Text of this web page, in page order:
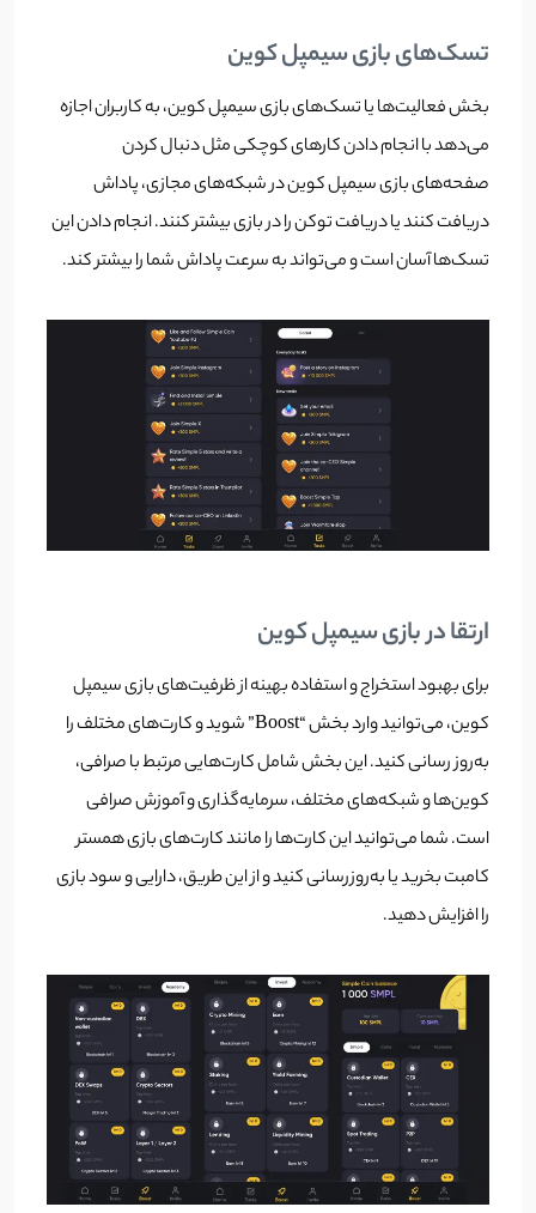
تسک‌های بازی سیمپل کوین
بخش فعالیت‌ها یا تسک‌های بازی سیمپل کوین، به کاربران اجازه
می‌دهد با انجام دادن کارهای کوچکی مثل دنبال کردن
صفحه‌‌‌های بازی سیمپل کوین در شبکه‌های مجازی، پاداش
دریافت کنند یا دریافت توکن را در بازی بیشتر کنند. انجام دادن این
تسک‌ها آسان است و می‌تواند به سرعت پاداش شما را بیشتر کند.
ارتقا در بازی سیمپل کوین
برای بهبود استخراج و استفاده بهینه از ظرفیت‌های بازی سیمپل
کوین، می‌توانید وارد بخش “Boost” شوید و کارت‌های مختلف را
به‌روز رسانی کنید. این بخش شامل کارت‌هایی مرتبط با صرافی،
کوین‌ها و شبکه‌های مختلف، سرمایه‌گذاری و آموزش صرافی
است. شما می‌توانید این کارت‌ها را مانند کارت‌های بازی همستر
کامبت بخرید یا به‌روزرسانی کنید و از این طریق، دارایی و سود بازی
را افزایش دهید.